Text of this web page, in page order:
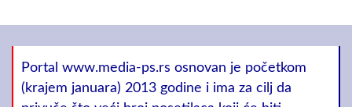
Portal www.media-ps.rs osnovan je početkom
(krajem januara) 2013 godine i ima za cilj da